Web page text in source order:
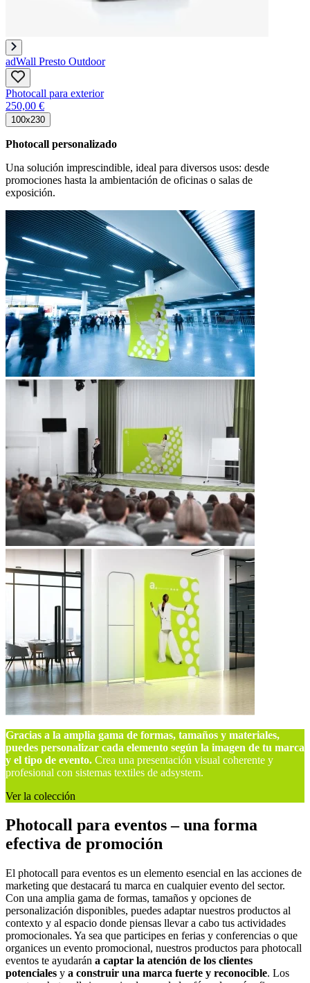
adWall Presto Outdoor
Photocall para exterior
250,00 €
100x230
Photocall personalizado
Una solución imprescindible, ideal para diversos usos: desde
promociones hasta la ambientación de oficinas o salas de
exposición.
Gracias a la amplia gama de formas, tamaños y materiales,
puedes personalizar cada elemento según la imagen de tu marca
y el tipo de evento. Crea una presentación visual coherente y
profesional con sistemas textiles de adsystem.
Ver la colección
Photocall para eventos – una forma
efectiva de promoción
El photocall para eventos es un elemento esencial en las acciones de
marketing que destacará tu marca en cualquier evento del sector.
Con una amplia gama de formas, tamaños y opciones de
personalización disponibles, puedes adaptar nuestros productos al
contexto y al espacio donde piensas llevar a cabo tus actividades
promocionales. Ya sea que participes en ferias y conferencias o que
organices un evento promocional, nuestros productos para photocall
eventos te ayudarán a captar la atención de los clientes
potenciales y a construir una marca fuerte y reconocible. Los